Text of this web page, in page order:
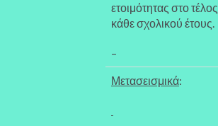
ετοιμότητας στο τέλος
κάθε σχολικού έτους.
–
Μετασεισμικά: